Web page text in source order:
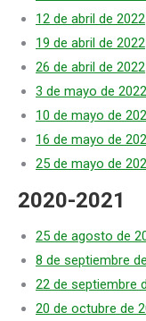
12 de abril de 2022
19 de abril de 2022
26 de abril de 2022
3 de mayo de 2022
10 de mayo de
16 de mayo de
25 de mayo de
2020-2021
25 de agosto de
8 de septiembre
22 de septiembre
20 de octubre de